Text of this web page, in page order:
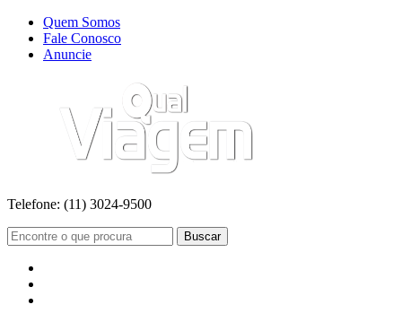
Quem Somos
Fale Conosco
Anuncie
Telefone: (11) 3024-9500
Buscar